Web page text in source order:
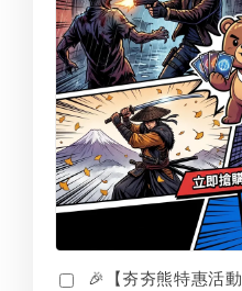
🎉【夯夯熊特惠活